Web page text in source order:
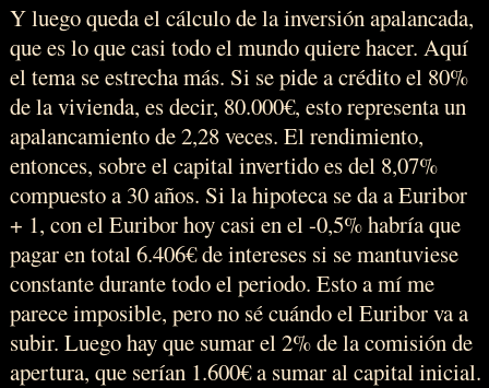
Y luego queda el cálculo de la inversión apalancada,
que es lo que casi todo el mundo quiere hacer. Aquí
el tema se estrecha más. Si se pide a crédito el 80%
de la vivienda, es decir, 80.000€, esto representa un
apalancamiento de 2,28 veces. El rendimiento,
entonces, sobre el capital invertido es del 8,07%
compuesto a 30 años. Si la hipoteca se da a Euribor
+ 1, con el Euribor hoy casi en el -0,5% habría que
pagar en total 6.406€ de intereses si se mantuviese
constante durante todo el periodo. Esto a mí me
parece imposible, pero no sé cuándo el Euribor va a
subir. Luego hay que sumar el 2% de la comisión de
apertura, que serían 1.600€ a sumar al capital inicial.